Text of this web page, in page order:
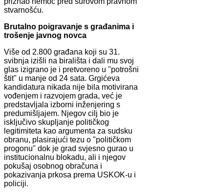
stvarnošću.
Brutalno poigravanje s građanima i
trošenje javnog novca
Više od 2.800 građana koji su 31.
svibnja izišli na birališta i dali mu svoj
glas izigrano je i pretvoreno u "potrošni
štit" u manje od 24 sata. Grgićeva
kandidatura nikada nije bila motivirana
vođenjem i razvojem grada, već je
predstavljala izborni inženjering s
predumišljajem. Njegov cilj bio je
isključivo skupljanje političkog
legitimiteta kao argumenta za sudsku
obranu, plasirajući tezu o "političkom
progonu" dok je grad svjesno gurao u
institucionalnu blokadu, ali i njegov
pokušaj osobnog obračuna i
pokazivanja prkosa prema USKOK-u i
policiji.